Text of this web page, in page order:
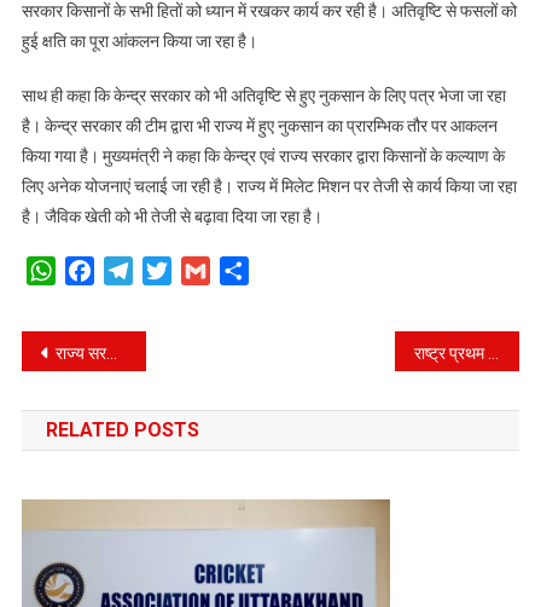
सरकार किसानों के सभी हितों को ध्यान में रखकर कार्य कर रही है। अतिवृष्टि से फसलों को
हुई क्षति का पूरा आंकलन किया जा रहा है।
साथ ही कहा कि केन्द्र सरकार को भी अतिवृष्टि से हुए नुकसान के लिए पत्र भेजा जा रहा
है। केन्द्र सरकार की टीम द्वारा भी राज्य में हुए नुकसान का प्रारम्भिक तौर पर आकलन
किया गया है। मुख्यमंत्री ने कहा कि केन्द्र एवं राज्य सरकार द्वारा किसानों के कल्याण के
लिए अनेक योजनाएं चलाई जा रही है। राज्य में मिलेट मिशन पर तेजी से कार्य किया जा रहा
है। जैविक खेती को भी तेजी से बढ़ावा दिया जा रहा है।
WhatsAppFacebookTelegramTwitterGmail
Post
navigation
राज्य सरकार पीएम-उषा में भेजेगी 585 करोड़ के प्रस्ताव – डॉ. धन सिंह रावत राष्ट्र प्रथम की भावना से प्रेरित होकर दुर्गा मल्ल ने अपना सर्वस्व देश को किया था अर्पित।
RELATED POSTS